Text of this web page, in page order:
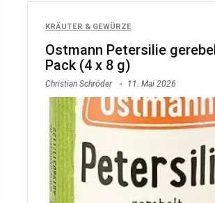
KRÄUTER & GEWÜRZE
Ostmann Petersilie
Pack (4 x 8 g)
Christian Schröder 11. Mai 2026